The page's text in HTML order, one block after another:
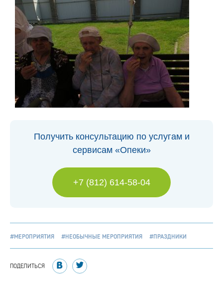
Получить консультацию по услугам и
сервисам «Опеки»
+7 (812) 614-58-04
#МЕРОПРИЯТИЯ #НЕОБЫЧНЫЕ МЕРОПРИЯТИЯ #ПРАЗДНИКИ
ПОДЕЛИТЬСЯ